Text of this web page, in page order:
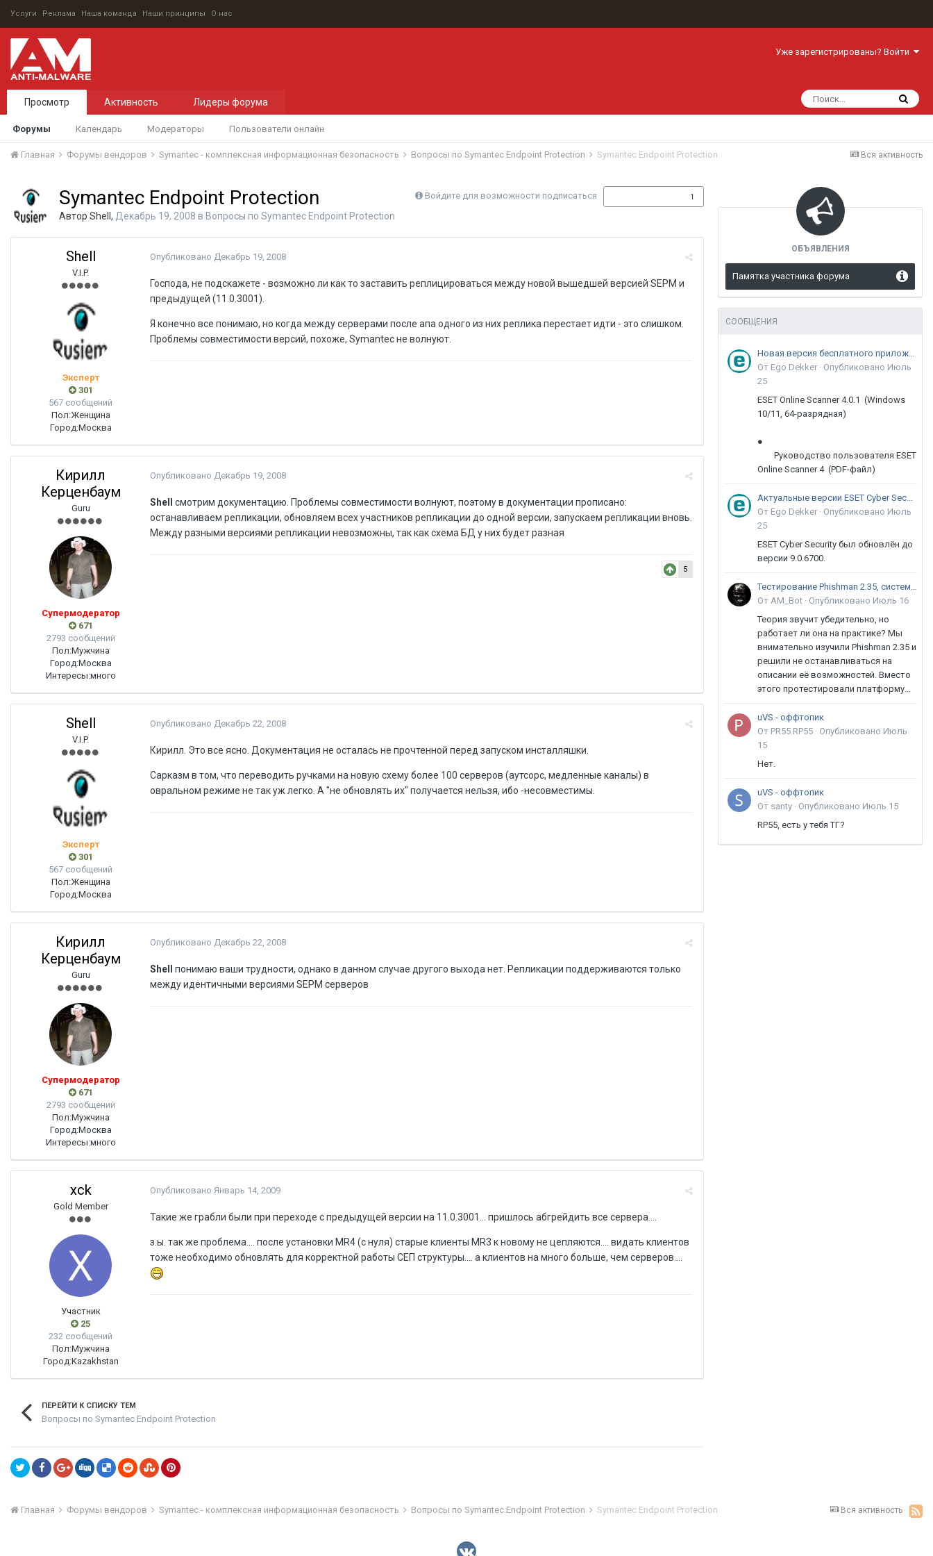
Услуги Реклама Наша команда Наши принципы О нас
Уже зарегистрированы? Войти
Просмотр
Форумы Календарь Модераторы Пользователи онлайн
Активность Лидеры форума
Вся активность
Главная Форумы вендоров Symantec - комплексная информационная безопасность Вопросы по Symantec Endpoint Protection Symantec Endpoint Protection
Войдите для возможности подписаться 1
Symantec Endpoint Protection
Автор Shell , Декабрь 19, 2008 в Вопросы по Symantec Endpoint Protection
Shell
V.I.P.
Эксперт
301
567 сообщений
Пол:Женщина
Город:Москва
Опубликовано Декабрь 19, 2008
Господа, не подскажете - возможно ли как то заставить реплицироваться между новой вышедшей версией SEPM и
предыдущей (11.0.3001).
Я конечно все понимаю, но когда между серверами после апа одного из них реплика перестает идти - это слишком.
Проблемы совместимости версий, похоже, Symantec не волнуют.
Кирилл
Керценбаум
Guru
Супермодератор
671
2793 сообщений
Пол:Мужчина
Город:Москва
Интересы:много
Опубликовано Декабрь 19, 2008
Shell
смотрим документацию. Проблемы совместимости волнуют, поэтому в документации прописано:
останавливаем репликации, обновляем всех участников репликации до одной версии, запускаем репликации вновь.
Между разными версиями репликации невозможны, так как схема БД у них будет разная
5
Shell
V.I.P.
Эксперт
301
567 сообщений
Пол:Женщина
Город:Москва
Опубликовано Декабрь 22, 2008
Кирилл. Это все ясно. Документация не осталась не прочтенной перед запуском инсталляшки.
Сарказм в том, что переводить ручками на новую схему более 100 серверов (аутсорс, медленные каналы) в
овральном режиме не так уж легко. А "не обновлять их" получается нельзя, ибо -несовместимы.
Кирилл
Керценбаум
Guru
Супермодератор
671
2793 сообщений
Пол:Мужчина
Город:Москва
Интересы:много
Опубликовано Декабрь 22, 2008
Shell
понимаю ваши трудности, однако в данном случае другого выхода нет. Репликации поддерживаются только
между идентичными версиями SEPM серверов
xck
Gold Member
Участник
25
232 сообщений
Пол:Мужчина
Город:Kazakhstan
Опубликовано Январь 14, 2009
Такие же грабли были при переходе с предыдущей версии на 11.0.3001... пришлось абгрейдить все сервера....
з.ы. так же проблема.... после установки MR4 (с нуля) старые клиенты MR3 к новому не цепляются.... видать клиентов
тоже необходимо обновлять для корректной работы СЕП структуры.... а клиентов на много больше, чем серверов....
ПЕРЕЙТИ К СПИСКУ ТЕМ
Вопросы по Symantec Endpoint Protection
ОБЪЯВЛЕНИЯ
Памятка участника форума
СООБЩЕНИЯ
Новая версия бесплатного приложения ESET Online Scanner доступна пользователям
От Ego Dekker · Опубликовано Июль
25
ESET Online Scanner 4.0.1 (Windows
10/11, 64-разрядная)
●
Руководство пользователя ESET
Online Scanner 4 (PDF-файл)
Актуальные версии ESET Cyber Security 9
От Ego Dekker · Опубликовано Июль
25
ESET Cyber Security был обновлён до
версии 9.0.6700.
Тестирование Phishman 2.35, системы повышения осведомлённости пользователей в сфере ИБ
От AM_Bot · Опубликовано Июль 16
Теория звучит убедительно, но
работает ли она на практике? Мы
внимательно изучили Phishman 2.35 и
решили не останавливаться на
описании её возможностей. Вместо
этого протестировали платформу...
uVS - оффтопик
От PR55.RP55 · Опубликовано Июль
15
Нет.
uVS - оффтопик
От santy · Опубликовано Июль 15
RP55, есть у тебя ТГ?
Вся активность
Главная Форумы вендоров Symantec - комплексная информационная безопасность Вопросы по Symantec Endpoint Protection Symantec Endpoint Protection